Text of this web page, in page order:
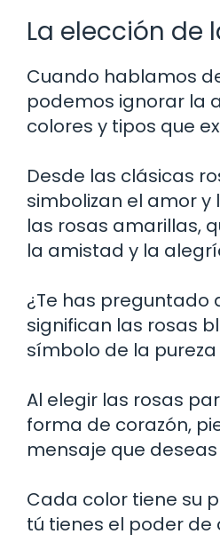
La elección de
Cuando hablamos
podemos ignorar la
colores y tipos que
Desde las clásicas
simbolizan el amor y
las rosas amarillas,
la amistad y la
¿Te has preguntado
significan las rosas
símbolo de la
Al elegir las rosas
forma de corazón,
mensaje que
Cada color tiene su
tú tienes el poder de